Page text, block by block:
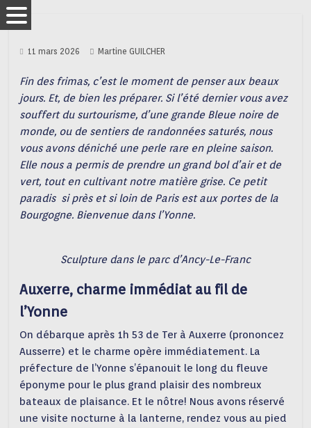
11 mars 2026 Martine GUILCHER
Fin des frimas, c’est le moment de penser aux beaux
jours. Et, de bien les préparer. Si l’été dernier vous avez
souffert du surtourisme, d’une grande Bleue noire de
monde, ou de sentiers de randonnées saturés, nous
vous avons déniché une perle rare en pleine saison.
Elle nous a permis de prendre un grand bol d’air et de
vert, tout en cultivant notre matière grise. Ce petit
paradis si près et si loin de Paris est aux portes de la
Bourgogne. Bienvenue dans l’Yonne.
Sculpture dans le parc d’Ancy-Le-Franc
Auxerre, charme immédiat au fil de
l’Yonne
On débarque après 1h 53 de Ter à Auxerre (prononcez
Ausserre) et le charme opère immédiatement. La
préfecture de l’Yonne s’épanouit le long du fleuve
éponyme pour le plus grand plaisir des nombreux
bateaux de plaisance. Et le nôtre! Nous avons réservé
une visite nocturne à la lanterne, rendez vous au pied